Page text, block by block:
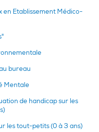
en Etablissement Médico-
bureau
Mentale
de handicap sur les
les tout-petits (0 à 3 ans)